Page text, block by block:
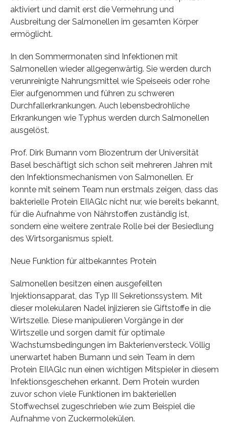
aktiviert und damit erst die Vermehrung und
Ausbreitung der Salmonellen im gesamten Körper
ermöglicht.
In den Sommermonaten sind Infektionen mit
Salmonellen wieder allgegenwärtig. Sie werden durch
verunreinigte Nahrungsmittel wie Speiseeis oder rohe
Eier aufgenommen und führen zu schweren
Durchfallerkrankungen. Auch lebensbedrohliche
Erkrankungen wie Typhus werden durch Salmonellen
ausgelöst.
Prof. Dirk Bumann vom Biozentrum der Universität
Basel beschäftigt sich schon seit mehreren Jahren mit
den Infektionsmechanismen von Salmonellen. Er
konnte mit seinem Team nun erstmals zeigen, dass das
bakterielle Protein EIIAGlc nicht nur, wie bereits bekannt,
für die Aufnahme von Nährstoffen zuständig ist,
sondern eine weitere zentrale Rolle bei der Besiedlung
des Wirtsorganismus spielt.
Neue Funktion für altbekanntes Protein
Salmonellen besitzen einen ausgefeilten
Injektionsapparat, das Typ III Sekretionssystem. Mit
dieser molekularen Nadel injizieren sie Giftstoffe in die
Wirtszelle. Diese manipulieren Vorgänge in der
Wirtszelle und sorgen damit für optimale
Wachstumsbedingungen im Bakterienversteck. Völlig
unerwartet haben Bumann und sein Team in dem
Protein EIIAGlc nun einen wichtigen Mitspieler in diesem
Infektionsgeschehen erkannt. Dem Protein wurden
zuvor schon viele Funktionen im bakteriellen
Stoffwechsel zugeschrieben wie zum Beispiel die
Aufnahme von Zuckermolekülen.